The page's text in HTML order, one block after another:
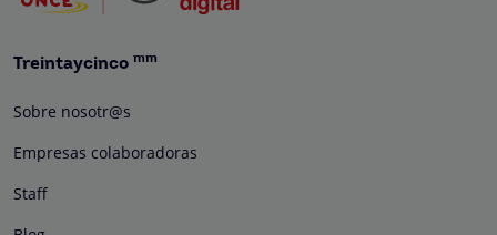
Treintaycinco mm
Sobre nosotr@s
Empresas colaboradoras
Staff